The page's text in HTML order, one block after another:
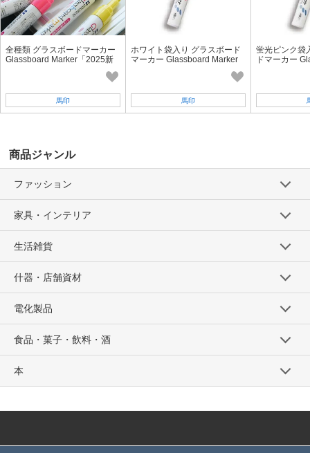
全種類 グラスボードマーカー
Glassboard Marker「2025新
馬印
ホワイト袋入り グラスボード
マーカー Glassboard Marker
馬印
蛍光ピンク袋
ドマーカー
商品ジャンル
ファッション
家具・インテリア
生活雑貨
什器・店舗資材
電化製品
食品・菓子・飲料・酒
本